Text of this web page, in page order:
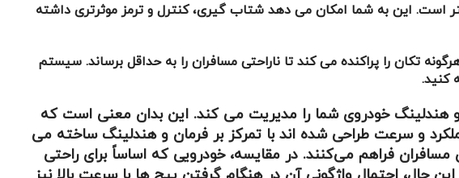
است. این به شما امکان می دهد شتاب گیری، کنترل و ترمز موثرتری داشته
تکان را پراکنده می کند تا ناراحتی مسافران را به حداقل برساند. سیستم
کنید.
خودروی شما را مدیریت می کند. این بدان معنی است که
و سرعت طراحی شده اند با تمرکز بر فرمان و هندلینگ ساخته می
مسافران فراهم می‌کنند. در مقایسه، خودرویی که اساساً برای راحتی